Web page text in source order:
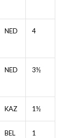
NED 4
NED 3½
KAZ 1½
BEL 1